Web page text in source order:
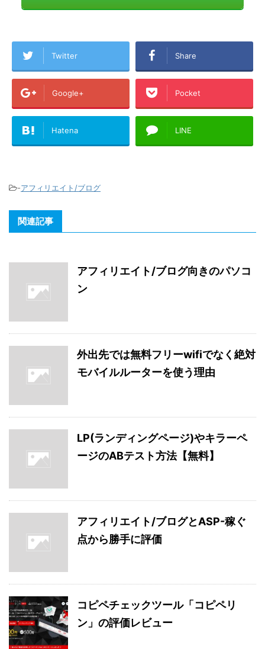
Twitter Share
Google+ Pocket
Hatena LINE
-アフィリエイト/ブログ
関連記事
アフィリエイト/ブログ向きのパソコ
ン
外出先では無料フリーwifiでなく絶対
モバイルルーターを使う理由
LP(ランディングページ)やキラーペ
ージのABテスト方法【無料】
アフィリエイト/ブログとASP-稼ぐ
点から勝手に評価
コピペチェックツール「コピペリ
ン」の評価レビュー